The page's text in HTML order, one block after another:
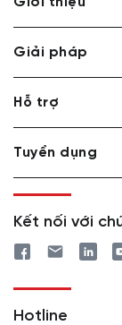
Giải pháp
Hỗ trợ
Tuyển dụng
Kết nối với
Hotline